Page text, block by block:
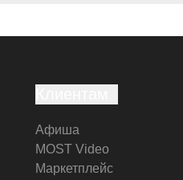
Афиша
MOST Video
Маркетплейс